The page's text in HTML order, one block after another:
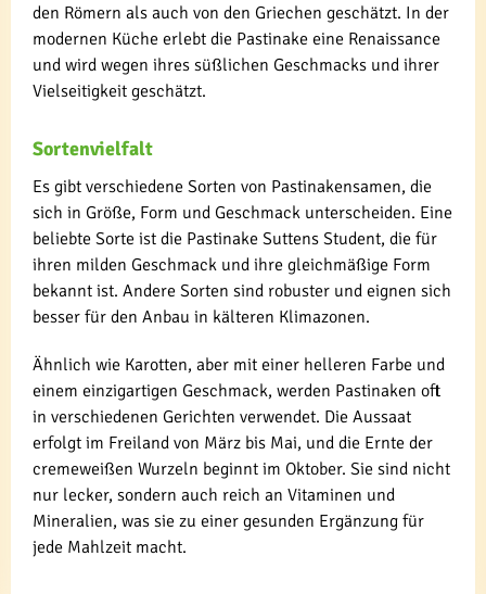
den Römern als auch von den Griechen geschätzt. In der
modernen Küche erlebt die Pastinake eine Renaissance
und wird wegen ihres süßlichen Geschmacks und ihrer
Vielseitigkeit geschätzt.
Sortenvielfalt
Es gibt verschiedene Sorten von Pastinakensamen, die
sich in Größe, Form und Geschmack unterscheiden. Eine
beliebte Sorte ist die Pastinake Suttens Student, die für
ihren milden Geschmack und ihre gleichmäßige Form
bekannt ist. Andere Sorten sind robuster und eignen sich
besser für den Anbau in kälteren Klimazonen.
Ähnlich wie Karotten, aber mit einer helleren Farbe und
einem einzigartigen Geschmack, werden Pastinaken oft
in verschiedenen Gerichten verwendet. Die Aussaat
erfolgt im Freiland von März bis Mai, und die Ernte der
cremeweißen Wurzeln beginnt im Oktober. Sie sind nicht
nur lecker, sondern auch reich an Vitaminen und
Mineralien, was sie zu einer gesunden Ergänzung für
jede Mahlzeit macht.